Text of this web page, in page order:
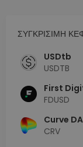
ΣΥΓΚΡΙΣΙΜΗ
USDtb
USDTB
First
FDUSD
Curve
CRV